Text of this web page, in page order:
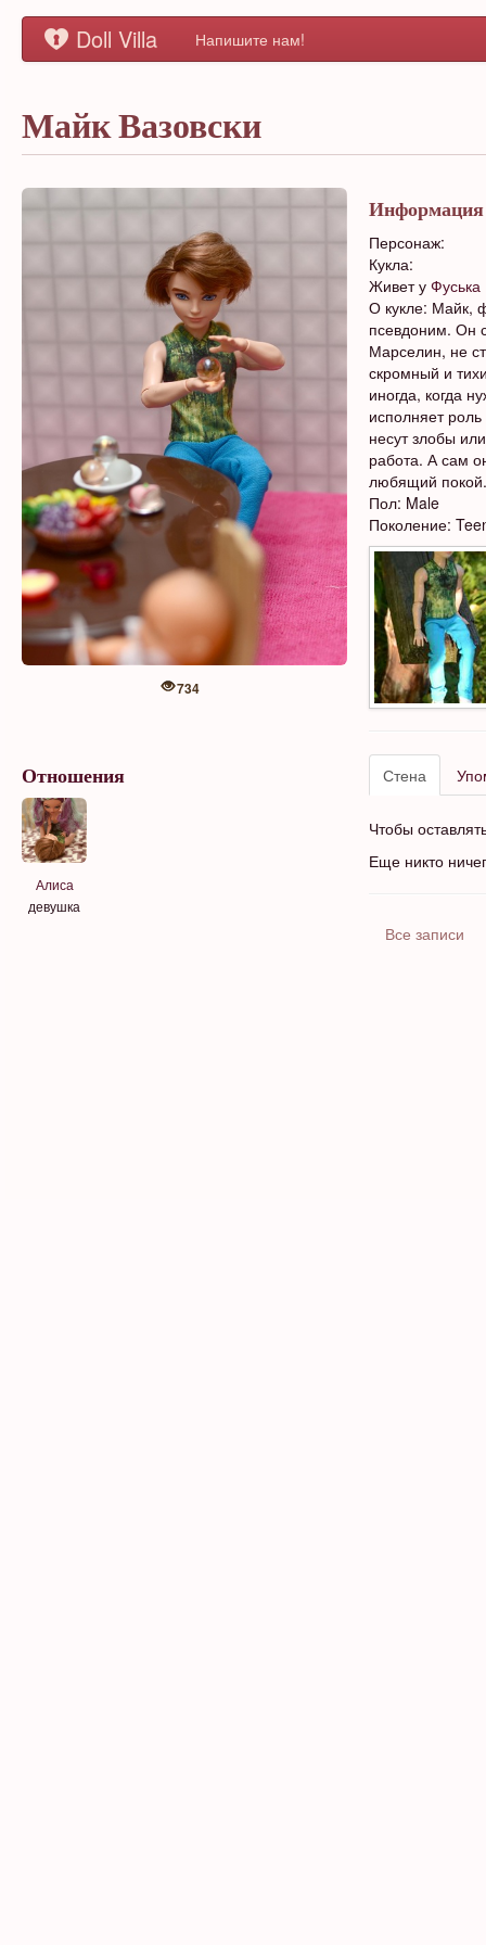
Doll Villa Напишите нам!
Майк Вазовски
734
Информация
Персонаж:
Кукла:
Живет у Фуська
О кукле: Майк,
псевдоним. Он
Марселин, не
скромный и
иногда, когда
исполняет
несут злобы
работа. А сам
любящий покой.
Пол: Male
Поколение:
Отношения
Алиса
девушка
Стена
Чтобы
Еще никто
Все записи